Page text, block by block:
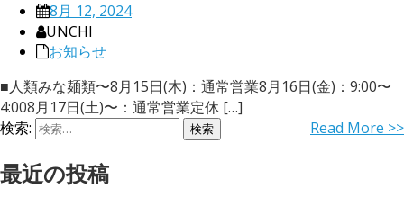
8月 12, 2024
UNCHI
お知らせ
■人類みな麺類〜8月15日(木)：通常営業8月16日(金)：9:00〜
4:008月17日(土)〜：通常営業定休 […]
Read More >>
検索:
最近の投稿